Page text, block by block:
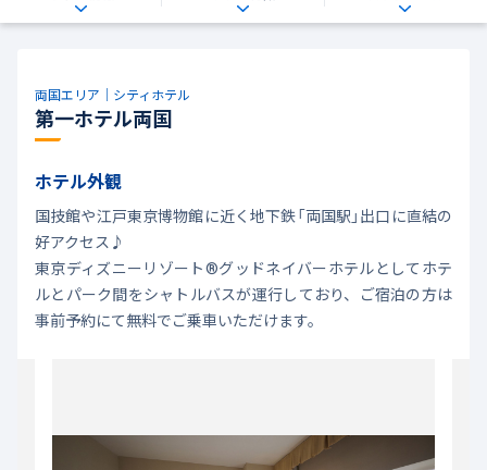
両国エリア｜シティホテル
第一ホテル両国
ホテル外観
国技館や江戸東京博物館に近く地下鉄「両国駅」出口に直結の
好アクセス♪
東京ディズニーリゾート®グッドネイバーホテルとしてホテ
ルとパーク間をシャトルバスが運行しており、ご宿泊の方は
事前予約にて無料でご乗車いただけます。